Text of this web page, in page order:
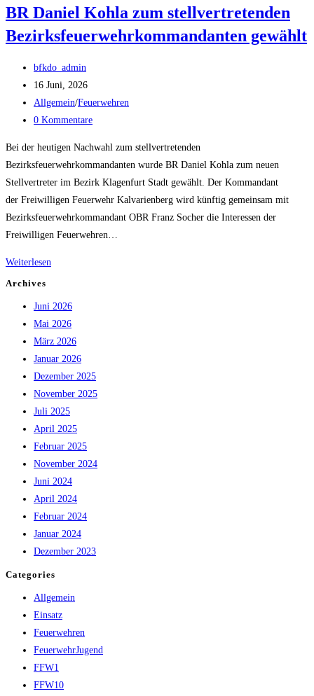
BR Daniel Kohla zum stellvertretenden
Bezirksfeuerwehrkommandanten gewählt
Beitrags-
Autor:
bfkdo_admin
Beitrag
veröffentlicht:
16 Juni, 2026
Beitrags-
Kategorie:
Allgemein/Feuerwehren
Beitrags-
0 Kommentare
Bei der heutigen Nachwahl zum stellvertretenden
Bezirksfeuerwehrkommandanten wurde BR Daniel Kohla zum neuen
Stellvertreter im Bezirk Klagenfurt Stadt gewählt. Der Kommandant
der Freiwilligen Feuerwehr Kalvarienberg wird künftig gemeinsam mit
Bezirksfeuerwehrkommandant OBR Franz Socher die Interessen der
Freiwilligen Feuerwehren…
Weiterlesen
zum
stellvertretenden
Bezirksfeuerwehrkommandanten
gewählt
Archives
Juni 2026
Mai 2026
März 2026
Januar 2026
Dezember 2025
November 2025
Juli 2025
April 2025
Februar 2025
November 2024
Juni 2024
April 2024
Februar 2024
Januar 2024
Dezember 2023
Categories
Allgemein
Einsatz
Feuerwehren
FeuerwehrJugend
FFW1
FFW10